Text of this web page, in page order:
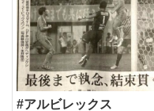
#アルビレックス